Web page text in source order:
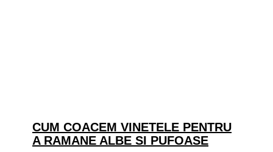
CUM COACEM VINETELE PENTRU
A RAMANE ALBE SI PUFOASE